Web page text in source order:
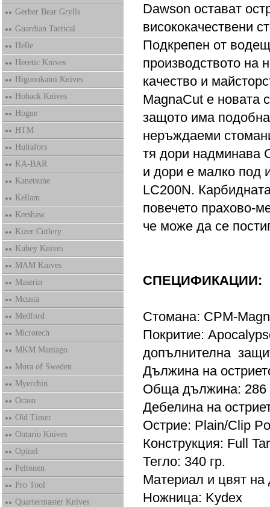
Gerber Bear Grylls
Guardian Tactical
Helle
Heretic Knives
Higonokami Knives
Hoback Knives
Hogue
HTM
Hultafors
KA-BAR
Kanetsune
Kellam
Kershaw
Kizer Cutlery
Kubey Knives
MAM Knives
Maserin
Mcusta
Medford
Microtech
MKM Maniago
Mora of Sweden
Myerchin
Ocaso
Old Timer
Ontario Knives
Opinel
Peltonen
Pro Tool
Quartermaster Knives
Dawson остават
Подкрепен от
производството на
качество и
MagnaCut е новата
защото има
неръждаеми
тя дори надминава
и дори е малко под
LC200N.
повечето прахово-
че може да се
СПЕЦИФИКАЦИИ:
Стомана: CPM-
Покритие:
допълнителна
Дължина на
Обща дължина:
Дебелина на
Острие: Plain/Clip
Конструкция: Full
Тегло: 340 гр.
Материал и цвят на
Ножница: Kydex